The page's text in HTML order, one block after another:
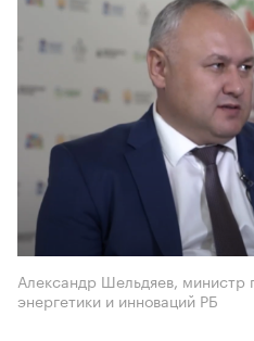
Александр Шельдяев,
энергетики и инноваций РБ